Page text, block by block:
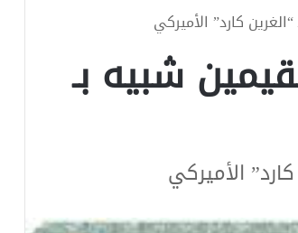
كارد” الأميركي
شبيه بـ
الأميركي